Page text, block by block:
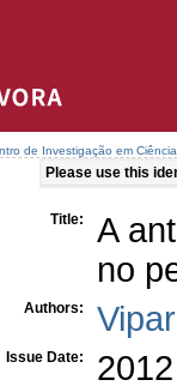
de Investigação em
Please use this
Title:
A
no
Authors:
Issue Date: 2012